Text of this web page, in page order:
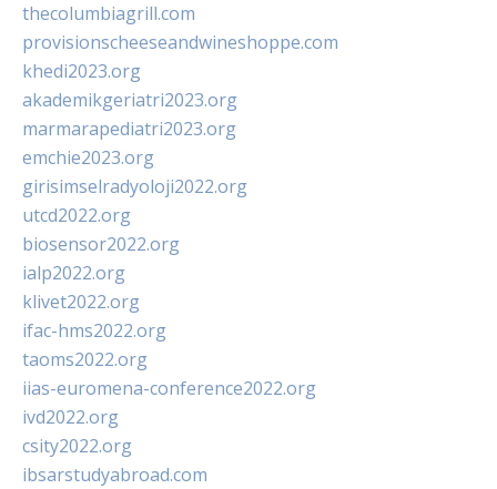
thecolumbiagrill.com
provisionscheeseandwineshoppe.com
khedi2023.org
akademikgeriatri2023.org
marmarapediatri2023.org
emchie2023.org
girisimselradyoloji2022.org
utcd2022.org
biosensor2022.org
ialp2022.org
klivet2022.org
ifac-hms2022.org
taoms2022.org
iias-euromena-conference2022.org
ivd2022.org
csity2022.org
ibsarstudyabroad.com